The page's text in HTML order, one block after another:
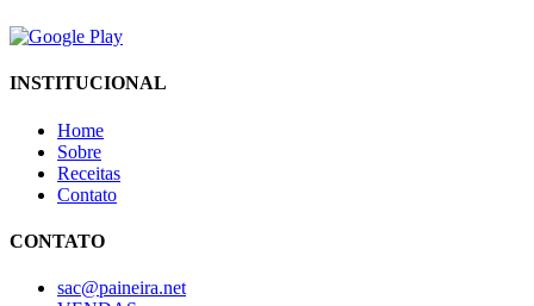
INSTITUCIONAL
Home
Sobre
Receitas
Contato
CONTATO
sac@paineira.net